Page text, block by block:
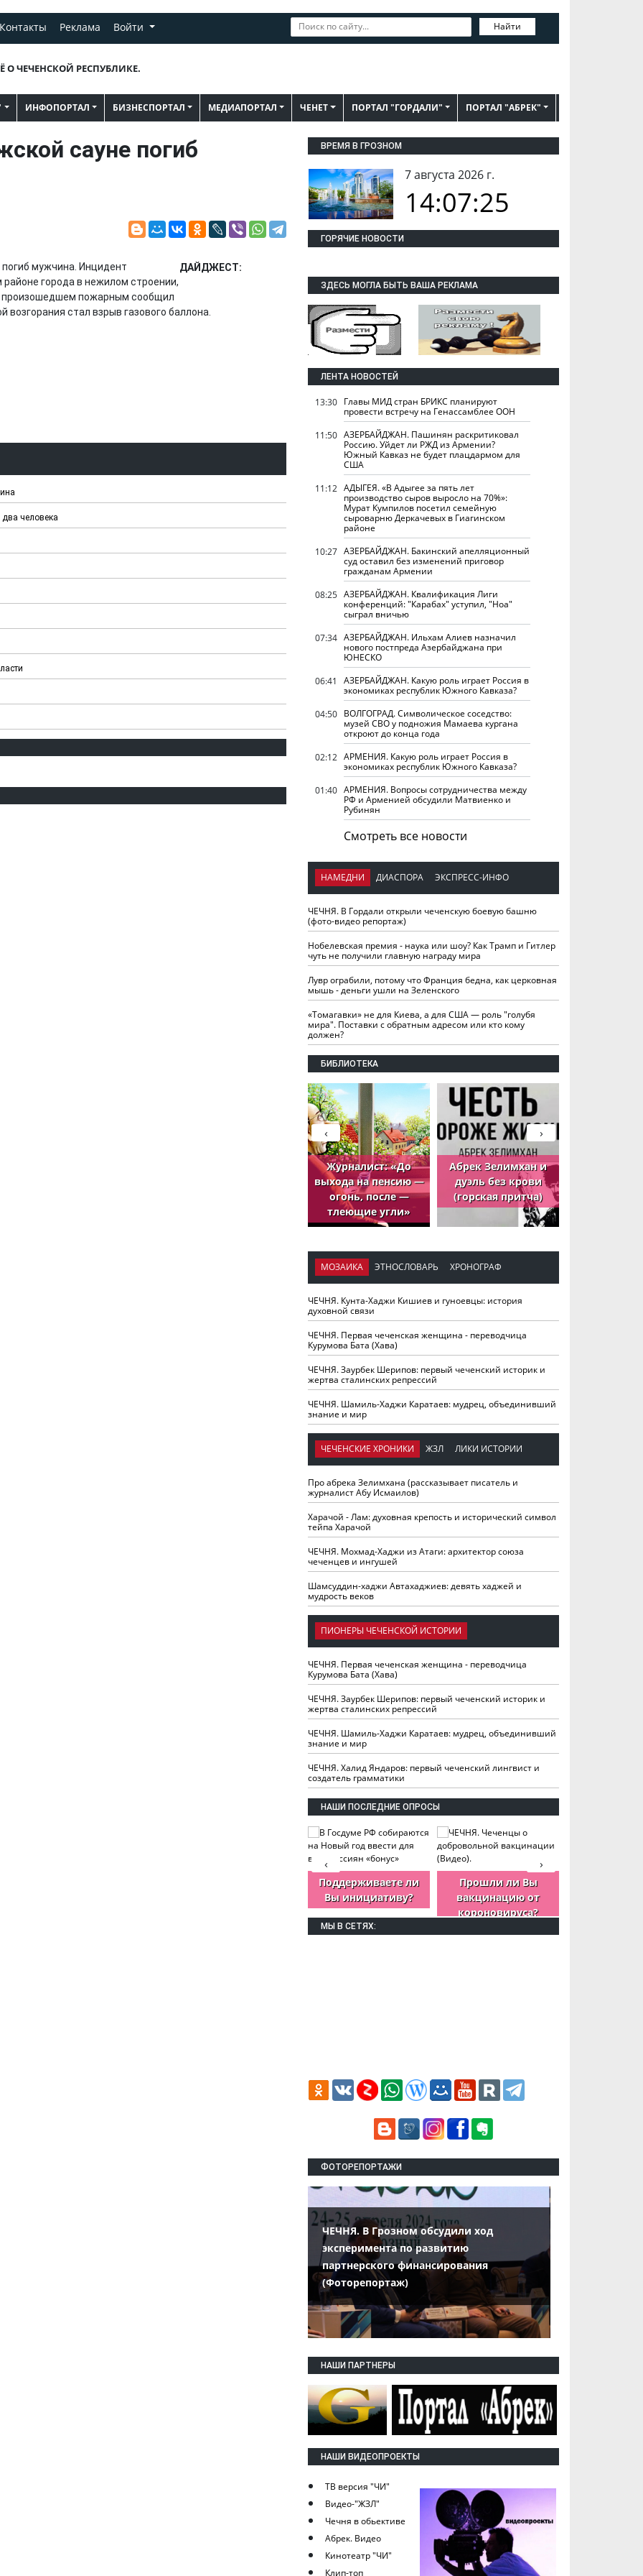
Контакты Реклама Войти Найти
О ЧЕЧЕНСКОЙ РЕСПУБЛИКЕ.
ИНФОПОРТАЛ БИЗНЕСПОРТАЛ МЕДИАПОРТАЛ ЧЕНЕТ ПОРТАЛ "ГОРДАЛИ" ПОРТАЛ "АБРЕК"
сауне погиб
ДАЙДЖЕСТ:
мужчина. Инцидент
города в нежилом строении,
произошедшем пожарным сообщил
стал взрыв газового баллона.
человека
ВРЕМЯ В ГРОЗНОМ
7 августа 2026 г.
14:07:26
ГОРЯЧИЕ НОВОСТИ
ЗДЕСЬ МОГЛА БЫТЬ ВАША РЕКЛАМА
ЛЕНТА НОВОСТЕЙ
13:30 Главы МИД стран БРИКС планируют
провести встречу на Генассамблее ООН
11:50 АЗЕРБАЙДЖАН. Пашинян раскритиковал
Россию. Уйдет ли РЖД из Армении?
Южный Кавказ не будет плацдармом для
США
11:12 АДЫГЕЯ. «В Адыгее за пять лет
производство сыров выросло на 70%»:
Мурат Кумпилов посетил семейную
сыроварню Деркачевых в Гиагинском
районе
10:27 АЗЕРБАЙДЖАН. Бакинский апелляционный
суд оставил без изменений приговор
гражданам Армении
08:25 АЗЕРБАЙДЖАН. Квалификация Лиги
конференций: "Карабах" уступил, "Ноа"
сыграл вничью
07:34 АЗЕРБАЙДЖАН. Ильхам Алиев назначил
нового постпреда Азербайджана при
ЮНЕСКО
06:41
АЗЕРБАЙДЖАН. Какую роль играет Россия в
экономиках республик Южного Кавказа?
04:50 ВОЛГОГРАД. Символическое соседство:
музей СВО у подножия Мамаева кургана
откроют до конца года
02:12 АРМЕНИЯ. Какую роль играет Россия в
экономиках республик Южного Кавказа?
01:40 АРМЕНИЯ. Вопросы сотрудничества между
РФ и Арменией обсудили Матвиенко и
Рубинян
Смотреть все новости
НАМЕДНИ ДИАСПОРА ЭКСПРЕСС-ИНФО
ЧЕЧНЯ. В Гордали открыли чеченскую боевую башню
(фото-видео репортаж)
Нобелевская премия - наука или шоу? Как Трамп и Гитлер
чуть не получили главную награду мира
Лувр ограбили, потому что Франция бедна, как церковная
мышь - деньги ушли на Зеленского
«Томагавки» не для Киева, а для США — роль "голубя
мира". Поставки с обратным адресом или кто кому
должен?
БИБЛИОТЕКА
Журналист: «До
выхода на пенсию —
огонь, после —
тлеющие угли»
Абрек Зелимхан и
дуэль без крови
(горская притча)
›
‹
МОЗАИКА ЭТНОСЛОВАРЬ ХРОНОГРАФ
ЧЕЧНЯ. Кунта-Хаджи Кишиев и гуноевцы: история
духовной связи
ЧЕЧНЯ. Первая чеченская женщина - переводчица
Курумова Бата (Хава)
ЧЕЧНЯ. Заурбек Шерипов: первый чеченский историк и
жертва сталинских репрессий
ЧЕЧНЯ. Шамиль-Хаджи Каратаев: мудрец, объединивший
знание и мир
ЧЕЧЕНСКИЕ ХРОНИКИ ЖЗЛ ЛИКИ ИСТОРИИ
Про абрека Зелимхана (рассказывает писатель и
журналист Абу Исмаилов)
Харачой - Лам: духовная крепость и исторический символ
тейпа Харачой
ЧЕЧНЯ. Мохмад-Хаджи из Атаги: архитектор союза
чеченцев и ингушей
Шамсуддин-хаджи Автахаджиев: девять хаджей и
мудрость веков
ПИОНЕРЫ ЧЕЧЕНСКОЙ ИСТОРИИ
ЧЕЧНЯ. Первая чеченская женщина - переводчица
Курумова Бата (Хава)
ЧЕЧНЯ. Заурбек Шерипов: первый чеченский историк и
жертва сталинских репрессий
ЧЕЧНЯ. Шамиль-Хаджи Каратаев: мудрец, объединивший
знание и мир
ЧЕЧНЯ. Халид Яндаров: первый чеченский лингвист и
создатель грамматики
НАШИ ПОСЛЕДНИЕ ОПРОСЫ
Поддерживаете ли
Вы инициативу?
Прошли ли Вы
вакцинацию от
короновируса?
›
‹
МЫ В СЕТЯХ:
ФОТОРЕПОРТАЖИ
ЧЕЧНЯ. В Грозном обсудили ход
эксперимента по развитию
партнерского финансирования
(Фоторепортаж)
НАШИ ПАРТНЕРЫ
НАШИ ВИДЕОПРОЕКТЫ
ТВ версия "ЧИ"
Видео-"ЖЗЛ"
Чечня в обьективе
Абрек. Видео
Кинотеатр "ЧИ"
Клип-топ